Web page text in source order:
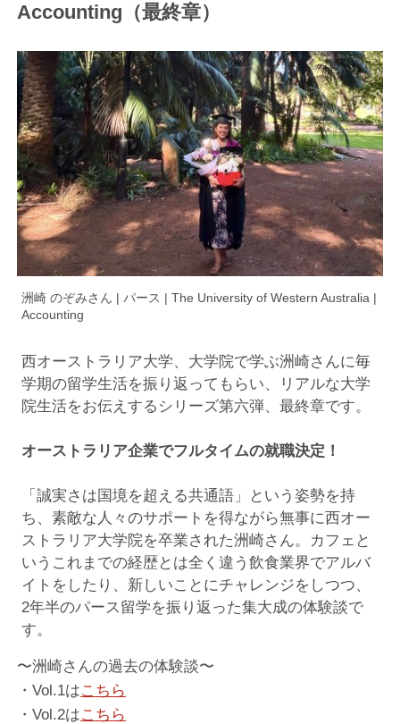
Accounting（最終章）
洲崎 のぞみさん | パース | The University of Western Australia |
Accounting
西オーストラリア大学、大学院で学ぶ洲崎さんに毎
学期の留学生活を振り返ってもらい、リアルな大学
院生活をお伝えするシリーズ第六弾、最終章です。
オーストラリア企業でフルタイムの就職決定！
「誠実さは国境を超える共通語」という姿勢を持
ち、素敵な人々のサポートを得ながら無事に西オー
ストラリア大学院を卒業された洲崎さん。カフェと
いうこれまでの経歴とは全く違う飲食業界でアルバ
イトをしたり、新しいことにチャレンジをしつつ、
2年半のパース留学を振り返った集大成の体験談で
す。
〜洲崎さんの過去の体験談〜
・Vol.1はこちら
・Vol.2はこちら